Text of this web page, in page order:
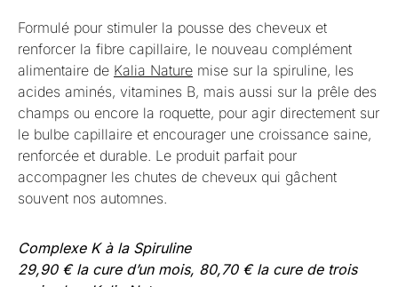
Formulé pour stimuler la pousse des cheveux et
renforcer la fibre capillaire, le nouveau complément
alimentaire de Kalia Nature mise sur la spiruline, les
acides aminés, vitamines B, mais aussi sur la prêle des
champs ou encore la roquette, pour agir directement sur
le bulbe capillaire et encourager une croissance saine,
renforcée et durable. Le produit parfait pour
accompagner les chutes de cheveux qui gâchent
souvent nos automnes.
Complexe K à la Spiruline
29,90 € la cure d’un mois, 80,70 € la cure de trois